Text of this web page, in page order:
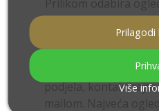
da konfigurirate
dodatnu
Ukoliko niste
ogledala ili Vam je
podjela,
Više
Prilagodi